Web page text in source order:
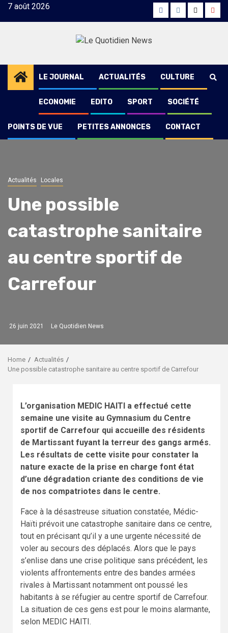
Skip7 août 2026 FacebookInstagram
Twitter
LE JOURNAL ACTUALITÉS CULTURE
ECONOMIE EDITO SPORT SOCIÉTÉ
POINTS DE VUE PETITES ANNONCES CONTACT
Actualités Locales
Une possible
catastrophe sanitaire
au centre sportif de
Carrefour
26 juin 2021 Le Quotidien News
Home
Actualités
Une possible catastrophe sanitaire au centre sportif de Carrefour
L’organisation MEDIC HAITI a effectué cette
semaine une visite au Gymnasium du Centre
sportif de Carrefour qui accueille des résidents
de Martissant fuyant la terreur des gangs armés.
Les résultats de cette visite pour constater la
nature exacte de la prise en charge font état
d’une dégradation criante des conditions de vie
de nos compatriotes dans le centre.
Face à la désastreuse situation constatée, Médic-
Haïti prévoit une catastrophe sanitaire dans ce centre,
tout en précisant qu’il y a une urgente nécessité de
voler au secours des déplacés. Alors que le pays
s’enlise dans une crise politique sans précédent, les
violents affrontements entre des bandes armées
rivales à Martissant notamment ont poussé les
habitants à se réfugier au centre sportif de Carrefour.
La situation de ces gens est pour le moins alarmante,
selon MEDIC HAITI.